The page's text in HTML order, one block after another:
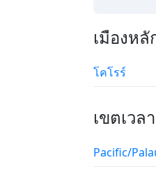
เมืองหลั
โคโรร์
เขตเว
Pacific/